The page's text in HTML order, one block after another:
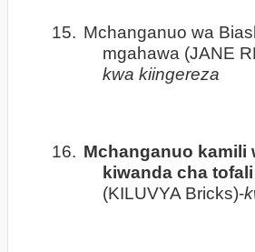
15. Mchanganuo wa
mgahawa (JANE
kwa kiingereza
16. Mchanganuo kamili
kiwanda cha tofali
(KILUVYA Bricks)-